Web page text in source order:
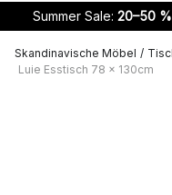
Summer Sale: 20–50 %
Skandinavische Möbel /
Luie Esstisch 78 x 130cm